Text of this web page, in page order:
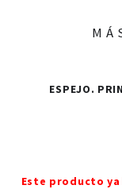
ESPEJO.
Este producto